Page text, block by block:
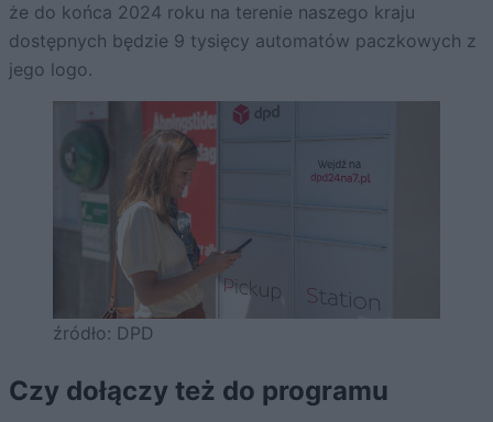
że do końca 2024 roku na terenie naszego kraju
dostępnych będzie 9 tysięcy automatów paczkowych z
jego logo.
źródło: DPD
Czy dołączy też do programu